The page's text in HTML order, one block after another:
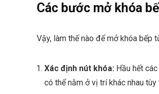
Các bước mở khóa
Vậy, làm thế nào để mở khóa
Xác định nút khóa: Hầu hết
có thể nằm ở vị trí khác nhau